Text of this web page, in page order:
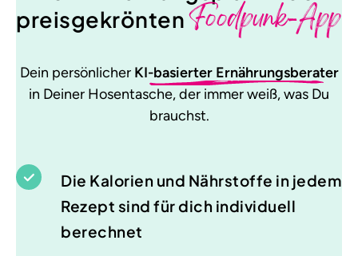
preisgekröntenFoodpunk-App
Dein persönlicher KI-basierter Ernährungsberater
in Deiner Hosentasche, der immer weiß, was Du
brauchst.
Die Kalorien und Nährstoffe in jedem
Rezept sind für dich individuell
berechnet